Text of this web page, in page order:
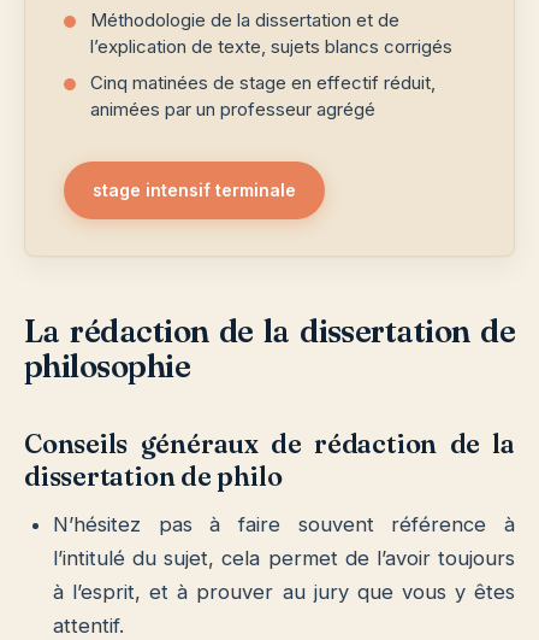
Méthodologie de la dissertation et de
l’explication de texte, sujets blancs corrigés
Cinq matinées de stage en effectif réduit,
animées par un professeur agrégé
stage intensif terminale
La rédaction de la dissertation de
philosophie
Conseils généraux de rédaction de la
dissertation de philo
N’hésitez pas à faire souvent référence à
l’intitulé du sujet, cela permet de l’avoir toujours
à l’esprit, et à prouver au jury que vous y êtes
attentif.